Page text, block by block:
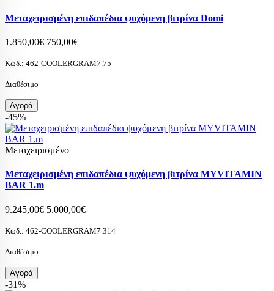
Μεταχειρισμένη επιδαπέδια ψυχόμενη βιτρίνα Domi
1.850,00€ 750,00€
Κωδ.: 462-COOLERGRAM7.75
Διαθέσιμο
Αγορά
-45%
Μεταχειρισμένο
Μεταχειρισμένη επιδαπέδια ψυχόμενη βιτρίνα MYVITAMIN
BAR 1.m
9.245,00€ 5.000,00€
Κωδ.: 462-COOLERGRAM7.314
Διαθέσιμο
Αγορά
-31%